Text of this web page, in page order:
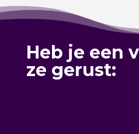
Heb je een
ze gerust: